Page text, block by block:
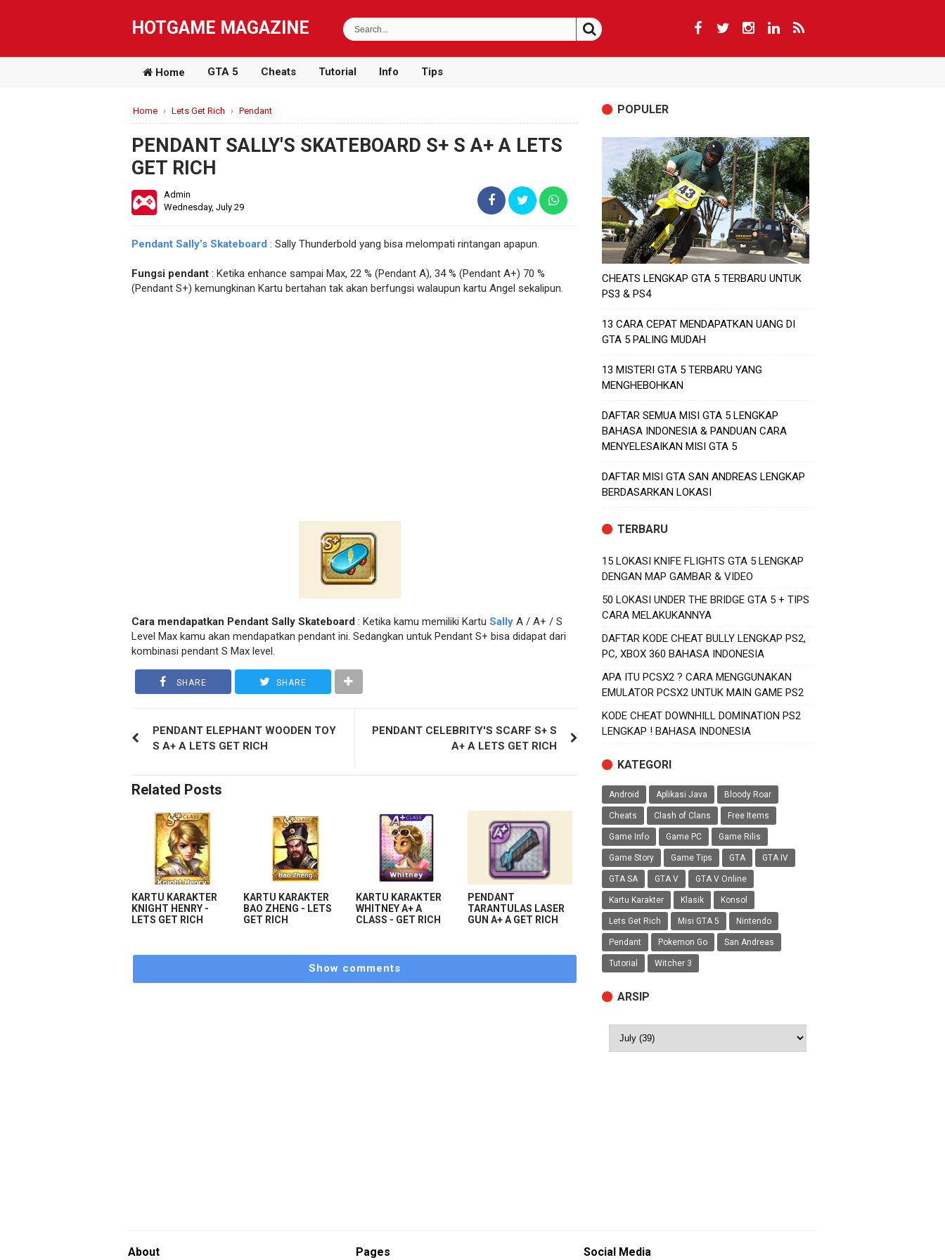
HOTGAME MAGAZINE
Home GTA 5 Cheats Tutorial Info Tips
Home › Lets Get Rich › Pendant
PENDANT SALLY'S SKATEBOARD S+ S A+ A LETS
GET RICH
Admin
Wednesday, July 29
Pendant Sally’s Skateboard : Sally Thunderbold yang bisa melompati rintangan apapun.
Fungsi pendant : Ketika enhance sampai Max, 22 % (Pendant A), 34 % (Pendant A+) 70 %
(Pendant S+) kemungkinan Kartu bertahan tak akan berfungsi walaupun kartu Angel sekalipun.
Cara mendapatkan Pendant Sally Skateboard : Ketika kamu memiliki Kartu Sally A / A+ / S
Level Max kamu akan mendapatkan pendant ini. Sedangkan untuk Pendant S+ bisa didapat dari
kombinasi pendant S Max level.
SHARE SHARE
PENDANT ELEPHANT WOODEN TOY
S A+ A LETS GET RICH
PENDANT CELEBRITY'S SCARF S+ S
A+ A LETS GET RICH
Related Posts
KARTU KARAKTER
KNIGHT HENRY -
LETS GET RICH
KARTU KARAKTER
BAO ZHENG - LETS
GET RICH
KARTU KARAKTER
WHITNEY A+ A
CLASS - GET RICH
PENDANT
TARANTULAS LASER
GUN A+ A GET RICH
Show comments
POPULER
CHEATS LENGKAP GTA 5 TERBARU UNTUK
PS3 & PS4
13 CARA CEPAT MENDAPATKAN UANG DI
GTA 5 PALING MUDAH
13 MISTERI GTA 5 TERBARU YANG
MENGHEBOHKAN
DAFTAR SEMUA MISI GTA 5 LENGKAP
BAHASA INDONESIA & PANDUAN CARA
MENYELESAIKAN MISI GTA 5
DAFTAR MISI GTA SAN ANDREAS LENGKAP
BERDASARKAN LOKASI
TERBARU
15 LOKASI KNIFE FLIGHTS GTA 5 LENGKAP
DENGAN MAP GAMBAR & VIDEO
50 LOKASI UNDER THE BRIDGE GTA 5 + TIPS
CARA MELAKUKANNYA
DAFTAR KODE CHEAT BULLY LENGKAP PS2,
PC, XBOX 360 BAHASA INDONESIA
APA ITU PCSX2 ? CARA MENGGUNAKAN
EMULATOR PCSX2 UNTUK MAIN GAME PS2
KODE CHEAT DOWNHILL DOMINATION PS2
LENGKAP ! BAHASA INDONESIA
KATEGORI
Android Aplikasi Java Bloody Roar
Cheats Clash of Clans Free Items
Game Info Game PC Game Rilis
Game Story Game Tips GTA GTA IV
GTA SA GTA V GTA V Online
Kartu Karakter Klasik Konsol
Lets Get Rich Misi GTA 5 Nintendo
Pendant Pokemon Go San Andreas
Tutorial Witcher 3
ARSIP
About Pages Social Media